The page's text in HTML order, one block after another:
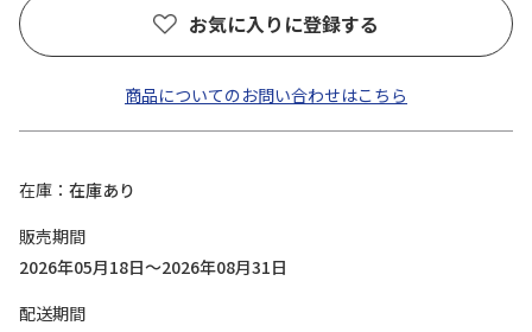
お気に入りに登録する
商品についてのお問い合わせはこちら
在庫
在庫あり
販売期間
2026年05月18日～2026年08月31日
配送期間